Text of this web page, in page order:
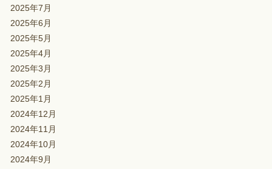
2025年7月
2025年6月
2025年5月
2025年4月
2025年3月
2025年2月
2025年1月
2024年12月
2024年11月
2024年10月
2024年9月